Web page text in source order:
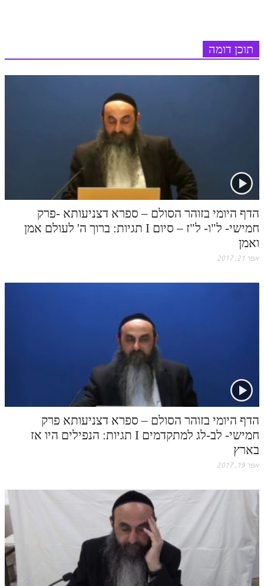
תגיות ונושאים
גדולי ישראל על הזוהר
הקדשות על דיסקים
תרומות
הזמן סט זוהר
הזמן סט זוהר
ספרים להורדה
מנוע חיפוש בכתבי בעל הסולם
חנות ספרים
תוכן דומה
הדף היומי בזוהר הסולם – ספרא דצניעותא -פרק
חמישי- ל"ו- ל"ז – סיום I תגיות: ברוך ה' לעולם אמן
ואמן
אפר 21, 2017
הדף היומי בזוהר הסולם – ספרא דצניעותא פרק
חמישי- לב-לג למתקדמים I תגיות: הנפילים היו אז
בארץ
אפר 19, 2017